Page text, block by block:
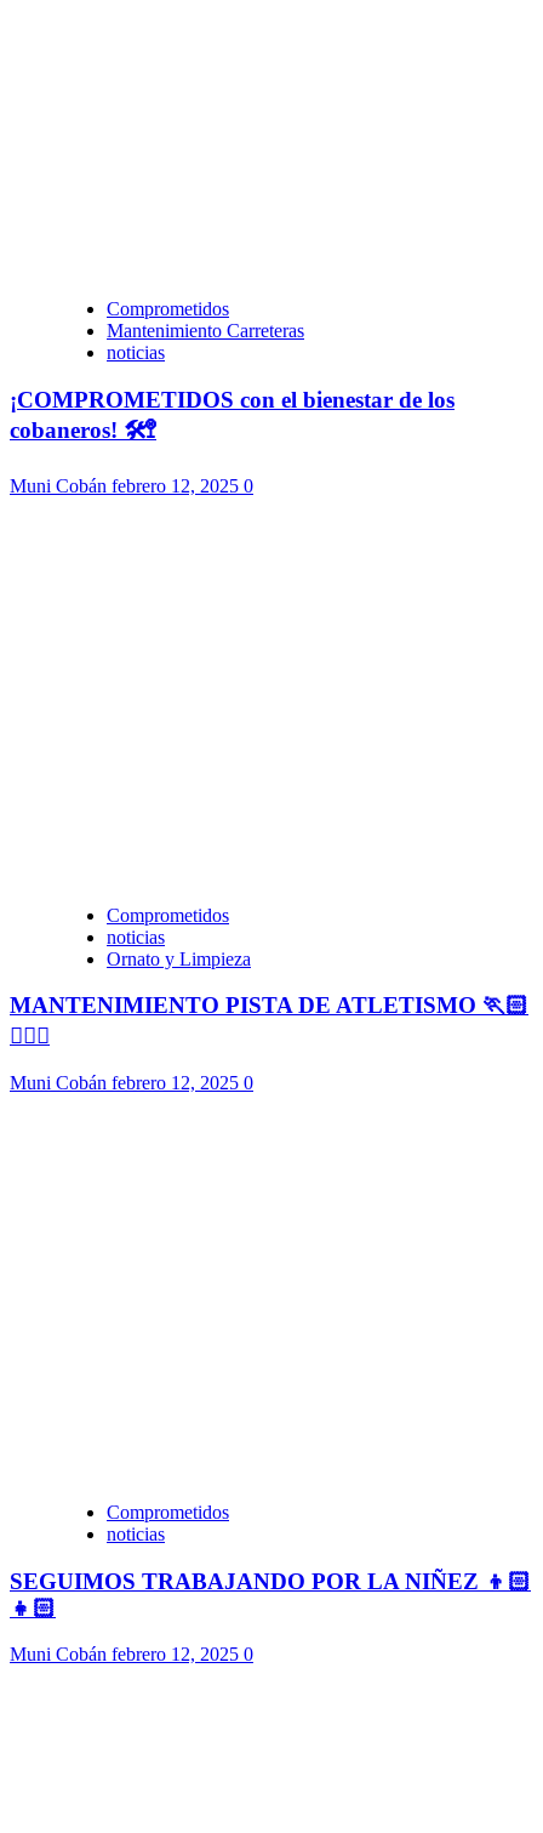
Comprometidos
Mantenimiento Carreteras
noticias
¡COMPROMETIDOS con el bienestar de los
cobaneros! 🛠️🚏
Muni Cobán febrero 12, 2025 0
Comprometidos
noticias
Ornato y Limpieza
MANTENIMIENTO PISTA DE ATLETISMO 🏃🏻
🏃🏻‍♀️
Muni Cobán febrero 12, 2025 0
Comprometidos
noticias
SEGUIMOS TRABAJANDO POR LA NIÑEZ 👦🏻
👧🏻
Muni Cobán febrero 12, 2025 0